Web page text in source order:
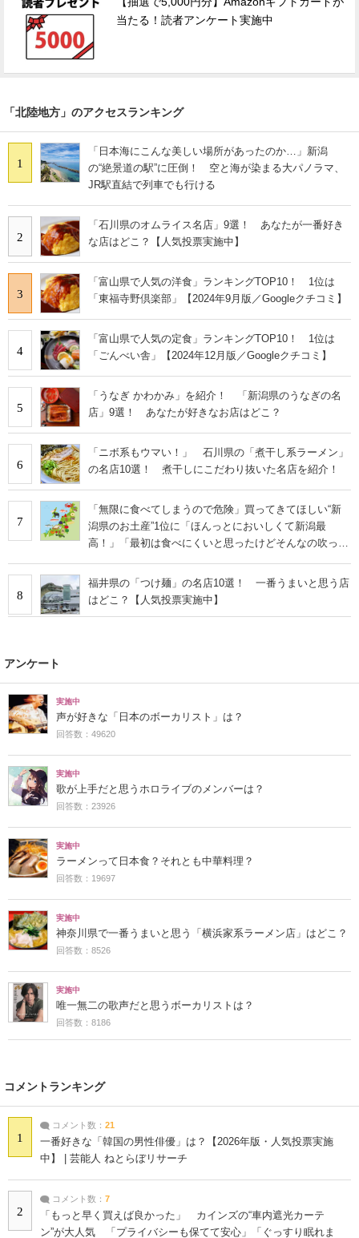
当たる！読者アンケート実施中
「北陸地方」のアクセスランキング
1
「日本海にこんな美しい場所があったのか…」新潟
の“絶景道の駅”に圧倒！ 空と海が染まる大パノラマ、
JR駅直結で列車でも行ける
2
「石川県のオムライス名店」9選！ あなたが一番好き
な店はどこ？【人気投票実施中】
3
「富山県で人気の洋食」ランキングTOP10！ 1位は
「東福寺野倶楽部」【2024年9月版／Googleクチコミ】
4
「富山県で人気の定食」ランキングTOP10！ 1位は
「ごんべい舎」【2024年12月版／Googleクチコミ】
5
「うなぎ かわかみ」を紹介！ 「新潟県のうなぎの名
店」9選！ あなたが好きなお店はどこ？
6
「ニボ系もウマい！」 石川県の「煮干し系ラーメン」
の名店10選！ 煮干しにこだわり抜いた名店を紹介！
7
「無限に食べてしまうので危険」買ってきてほしい“新
潟県のお土産”1位に「ほんっとにおいしくて新潟最
高！」「最初は食べにくいと思ったけどそんなの吹っ飛
8
福井県の「つけ麺」の名店10選！ 一番うまいと思う店
はどこ？【人気投票実施中】
アンケート
実施中
声が好きな「日本のボーカリスト」は？
回答数：49620
実施中
歌が上手だと思うホロライブのメンバーは？
回答数：23926
実施中
ラーメンって日本食？それとも中華料理？
回答数：19697
実施中
神奈川県で一番うまいと思う「横浜家系ラーメン店」はどこ？
回答数：8526
実施中
唯一無二の歌声だと思うボーカリストは？
回答数：8186
コメントランキング
1
コメント数： 21
一番好きな「韓国の男性俳優」は？【2026年版・人気投票実施
中】 | 芸能人 ねとらぼリサーチ
2
コメント数： 7
「もっと早く買えば良かった」 カインズの“車内遮光カーテ
ン”が大人気 「プライバシーも保てて安心」「ぐっすり眠れま